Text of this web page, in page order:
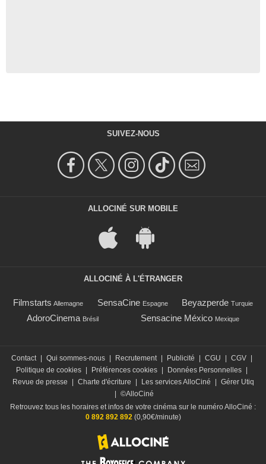
SUIVEZ-NOUS
ALLOCINÉ SUR MOBILE
ALLOCINÉ À L'ÉTRANGER
Filmstarts Allemagne SensaCine Espagne Beyazperde Turquie
AdoroCinema Brésil Sensacine México Mexique
Contact Qui sommes-nous Recrutement Publicité CGU CGV
Politique de cookies
Préférences cookies Données Personnelles
Revue de presse
Charte d'écriture Les services AlloCiné
Gérer Utiq
©AlloCiné
Retrouvez tous les horaires et infos de votre cinéma sur le numéro AlloCiné :
0 892 892 892(0,90€/minute)